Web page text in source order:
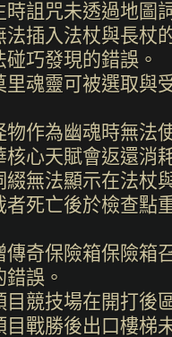
詛咒未透過地圖
插入法杖與長杖
巧發現的錯誤。
魂靈可被選取與
作為幽魂時無法
心天賦會返還消
無法顯示在法杖
死亡後於檢查點
奇保險箱保險箱
誤。
競技場在開打後
戰勝後出口樓梯